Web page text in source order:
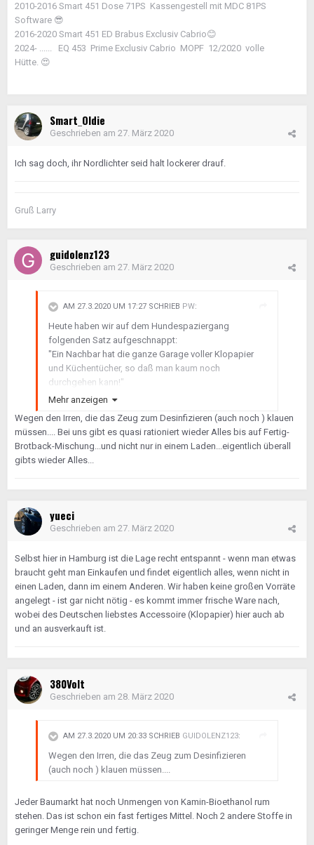
2010-2016 Smart 451 Dose 71PS Kassengestell mit MDC 81PS
Software 😎
2016-2020 Smart 451 ED Brabus Exclusiv Cabrio😊
2024- ...... EQ 453 Prime Exclusiv Cabrio MOPF 12/2020 volle
Hütte. 😍
Smart_Oldie
Geschrieben am 27. März 2020
Ich sag doch, ihr Nordlichter seid halt lockerer drauf.
Gruß Larry
guidolenz123
Geschrieben am 27. März 2020
AM 27.3.2020 UM 17:27 SCHRIEB PW:
Heute haben wir auf dem Hundespaziergang
folgenden Satz aufgeschnappt:
"Ein Nachbar hat die ganze Garage voller Klopapier
und Küchentücher, so daß man kaum noch
durchgehen kann!"
So nahe kamen wir nicht zusammen, daß er nähere
doppelter Geburtstag im Haus ist, Grillzeugs holen
wollen und bin deshalb schon um 0700 im Laden
gewesen: Nach meinem bescheidenen Einkauf waren
noch zwei Päckchen eingelegte Schnitzelchen da.
der Kasse steht eine Palette, streng bewacht und
zu viert im Haus) Was ich nicht fassen kann, daß
mein billiges Rasierwasser, das 3,48 Euro kostet, nur
als leere Schachtel im Regal stand - das Fläschchen
bekommt man vom Kassierer, der extra einen
Glasschrank dafür aufschließen muß. 3,48 Euro - ich
fass es nicht.
Mehr anzeigen
Wegen den Irren, die das Zeug zum Desinfizieren (auch noch ) klauen
müssen.... Bei uns gibt es quasi rationiert wieder Alles bis auf Fertig-
Brotback-Mischung...und nicht nur in einem Laden...eigentlich überall
gibts wieder Alles...
yueci
Geschrieben am 27. März 2020
Selbst hier in Hamburg ist die Lage recht entspannt - wenn man etwas
braucht geht man Einkaufen und findet eigentlich alles, wenn nicht in
einen Laden, dann im einem Anderen. Wir haben keine großen Vorräte
angelegt - ist gar nicht nötig - es kommt immer frische Ware nach,
wobei des Deutschen liebstes Accessoire (Klopapier) hier auch ab
und an ausverkauft ist.
380Volt
Geschrieben am 28. März 2020
AM 27.3.2020 UM 20:33 SCHRIEB GUIDOLENZ123:
Wegen den Irren, die das Zeug zum Desinfizieren
(auch noch ) klauen müssen....
Jeder Baumarkt hat noch Unmengen von Kamin-Bioethanol rum
stehen. Das ist schon ein fast fertiges Mittel. Noch 2 andere Stoffe in
geringer Menge rein und fertig.